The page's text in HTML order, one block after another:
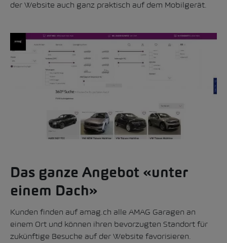
der Website auch ganz praktisch auf dem Mobilgerät.
Das ganze Angebot «unter
einem Dach»
Kunden finden auf amag.ch alle AMAG Garagen an
einem Ort und können ihren bevorzugten Standort für
zukünftige Besuche auf der Website favorisieren.